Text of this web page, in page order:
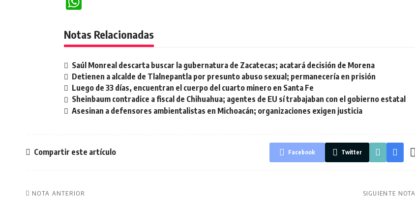
Notas Relacionadas
Saúl Monreal descarta buscar la gubernatura de Zacatecas; acatará decisión de Morena
Detienen a alcalde de Tlalnepantla por presunto abuso sexual; permanecería en prisión
Luego de 33 días, encuentran el cuerpo del cuarto minero en Santa Fe
Sheinbaum contradice a fiscal de Chihuahua; agentes de EU sí trabajaban con el gobierno estatal
Asesinan a defensores ambientalistas en Michoacán; organizaciones exigen justicia
Compartir este artículo Facebook Twitter
NOTA ANTERIOR SIGUIENTE NOTA